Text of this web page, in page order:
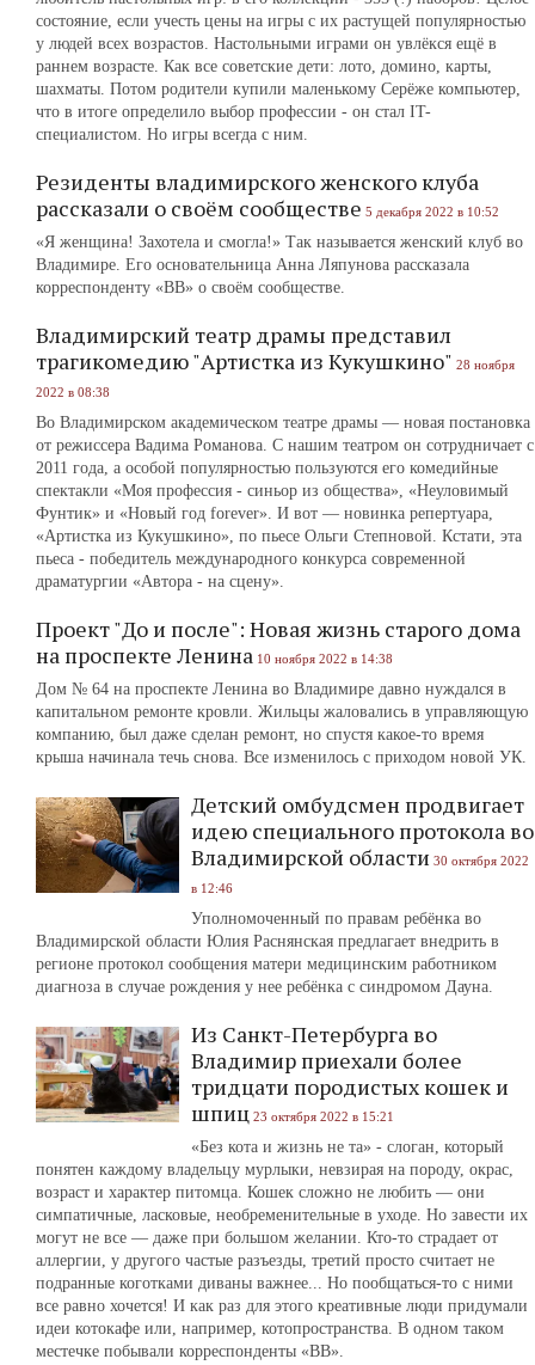
состояние, если учесть цены на игры с их растущей популярностью
у людей всех возрастов. Настольными играми он увлёкся ещё в
раннем возрасте. Как все советские дети: лото, домино, карты,
шахматы. Потом родители купили маленькому Серёже компьютер,
что в итоге определило выбор профессии - он стал IT-
специалистом. Но игры всегда с ним.
Резиденты владимирского женского клуба
рассказали о своём сообществе 5 декабря 2022 в 10:52
«Я женщина! Захотела и смогла!» Так называется женский клуб во
Владимире. Его основательница Анна Ляпунова рассказала
корреспонденту «ВВ» о своём сообществе.
Владимирский театр драмы представил
трагикомедию "Артистка из Кукушкино" 28 ноября
2022 в 08:38
Во Владимирском академическом театре драмы — новая постановка
от режиссера Вадима Романова. С нашим театром он сотрудничает с
2011 года, а особой популярностью пользуются его комедийные
спектакли «Моя профессия - синьор из общества», «Неуловимый
Фунтик» и «Новый год forever». И вот — новинка репертуара,
«Артистка из Кукушкино», по пьесе Ольги Степновой. Кстати, эта
пьеса - победитель международного конкурса современной
драматургии «Автора - на сцену».
Проект "До и после": Новая жизнь старого дома
на проспекте Ленина 10 ноября 2022 в 14:38
Дом № 64 на проспекте Ленина во Владимире давно нуждался в
капитальном ремонте кровли. Жильцы жаловались в управляющую
компанию, был даже сделан ремонт, но спустя какое-то время
крыша начинала течь снова. Все изменилось с приходом новой УК.
Детский омбудсмен продвигает
идею специального протокола во
Владимирской области 30 октября 2022
в 12:46
Уполномоченный по правам ребёнка во
Владимирской области Юлия Раснянская предлагает внедрить в
регионе протокол сообщения матери медицинским работником
диагноза в случае рождения у нее ребёнка с синдромом Дауна.
Из Санкт-Петербурга во
Владимир приехали более
тридцати породистых кошек и
шпиц 23 октября 2022 в 15:21
«Без кота и жизнь не та» - слоган, который
понятен каждому владельцу мурлыки, невзирая на породу, окрас,
возраст и характер питомца. Кошек сложно не любить — они
симпатичные, ласковые, необременительные в уходе. Но завести их
могут не все — даже при большом желании. Кто-то страдает от
аллергии, у другого частые разъезды, третий просто считает не
подранные коготками диваны важнее... Но пообщаться-то с ними
все равно хочется! И как раз для этого креативные люди придумали
идеи котокафе или, например, котопространства. В одном таком
местечке побывали корреспонденты «ВВ».